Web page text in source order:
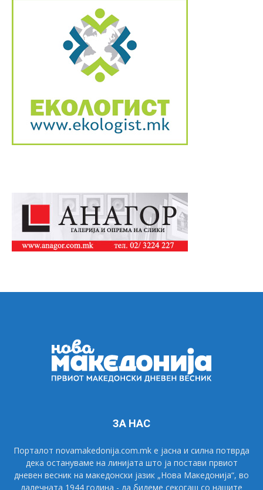
ЗА НАС
Порталот novamakedonija.com.mk е јасна и силна потврда
дека остануваме на линијата што ја постави првиот
дневен весник на македонски јазик „Нова Македонија“, во
далечната 1944 година - да бидеме секогаш со нашите